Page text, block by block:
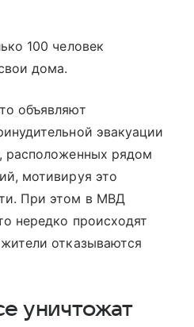
100 человек
дома.
объявляют
эвакуации
расположенных рядом
мотивируя это
При этом в МВД
нередко происходят
отказываются
уничтожат